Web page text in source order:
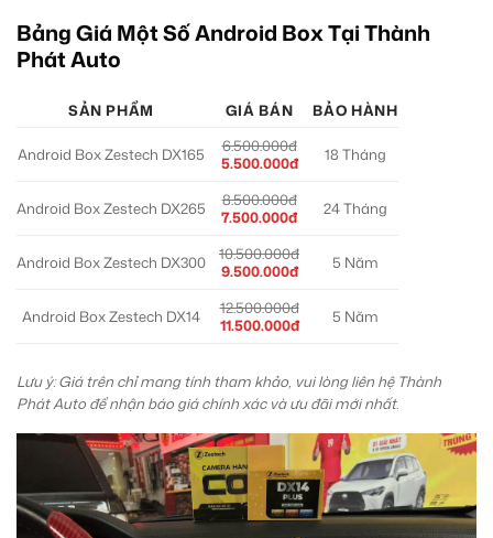
Bảng Giá Một Số Android Box Tại Thành
Phát Auto
SẢN PHẨM GIÁ BÁN BẢO HÀNH
Android Box Zestech DX165
6.500.000đ
5.500.000đ
18 Tháng
Android Box Zestech DX265
8.500.000đ
7.500.000đ
24 Tháng
Android Box Zestech DX300
10.500.000đ
9.500.000đ
5 Năm
Android Box Zestech DX14
12.500.000đ
11.500.000đ
5 Năm
Lưu ý: Giá trên chỉ mang tính tham khảo, vui lòng liên hệ Thành
Phát Auto để nhận báo giá chính xác và ưu đãi mới nhất.